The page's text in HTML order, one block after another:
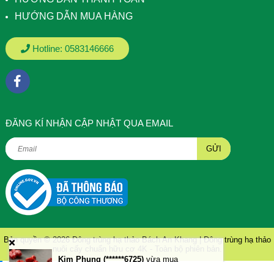
HƯỚNG DẪN MUA HÀNG
Hotline: 0583146666
ÐĂNG KÍ NHẬN CẬP NHẬT QUA EMAIL
GỬI
Bản quyền © 2026Đông trùng hạ thảo Bách An Khang | Đông trùng hạ thảo
Kim Phụng (******6725) vừa mua